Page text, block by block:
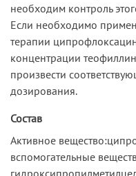
необходим контроль
Если необходимо
терапии
концентрации
произвести
дозирования.
Состав
Активное
вспомогательные